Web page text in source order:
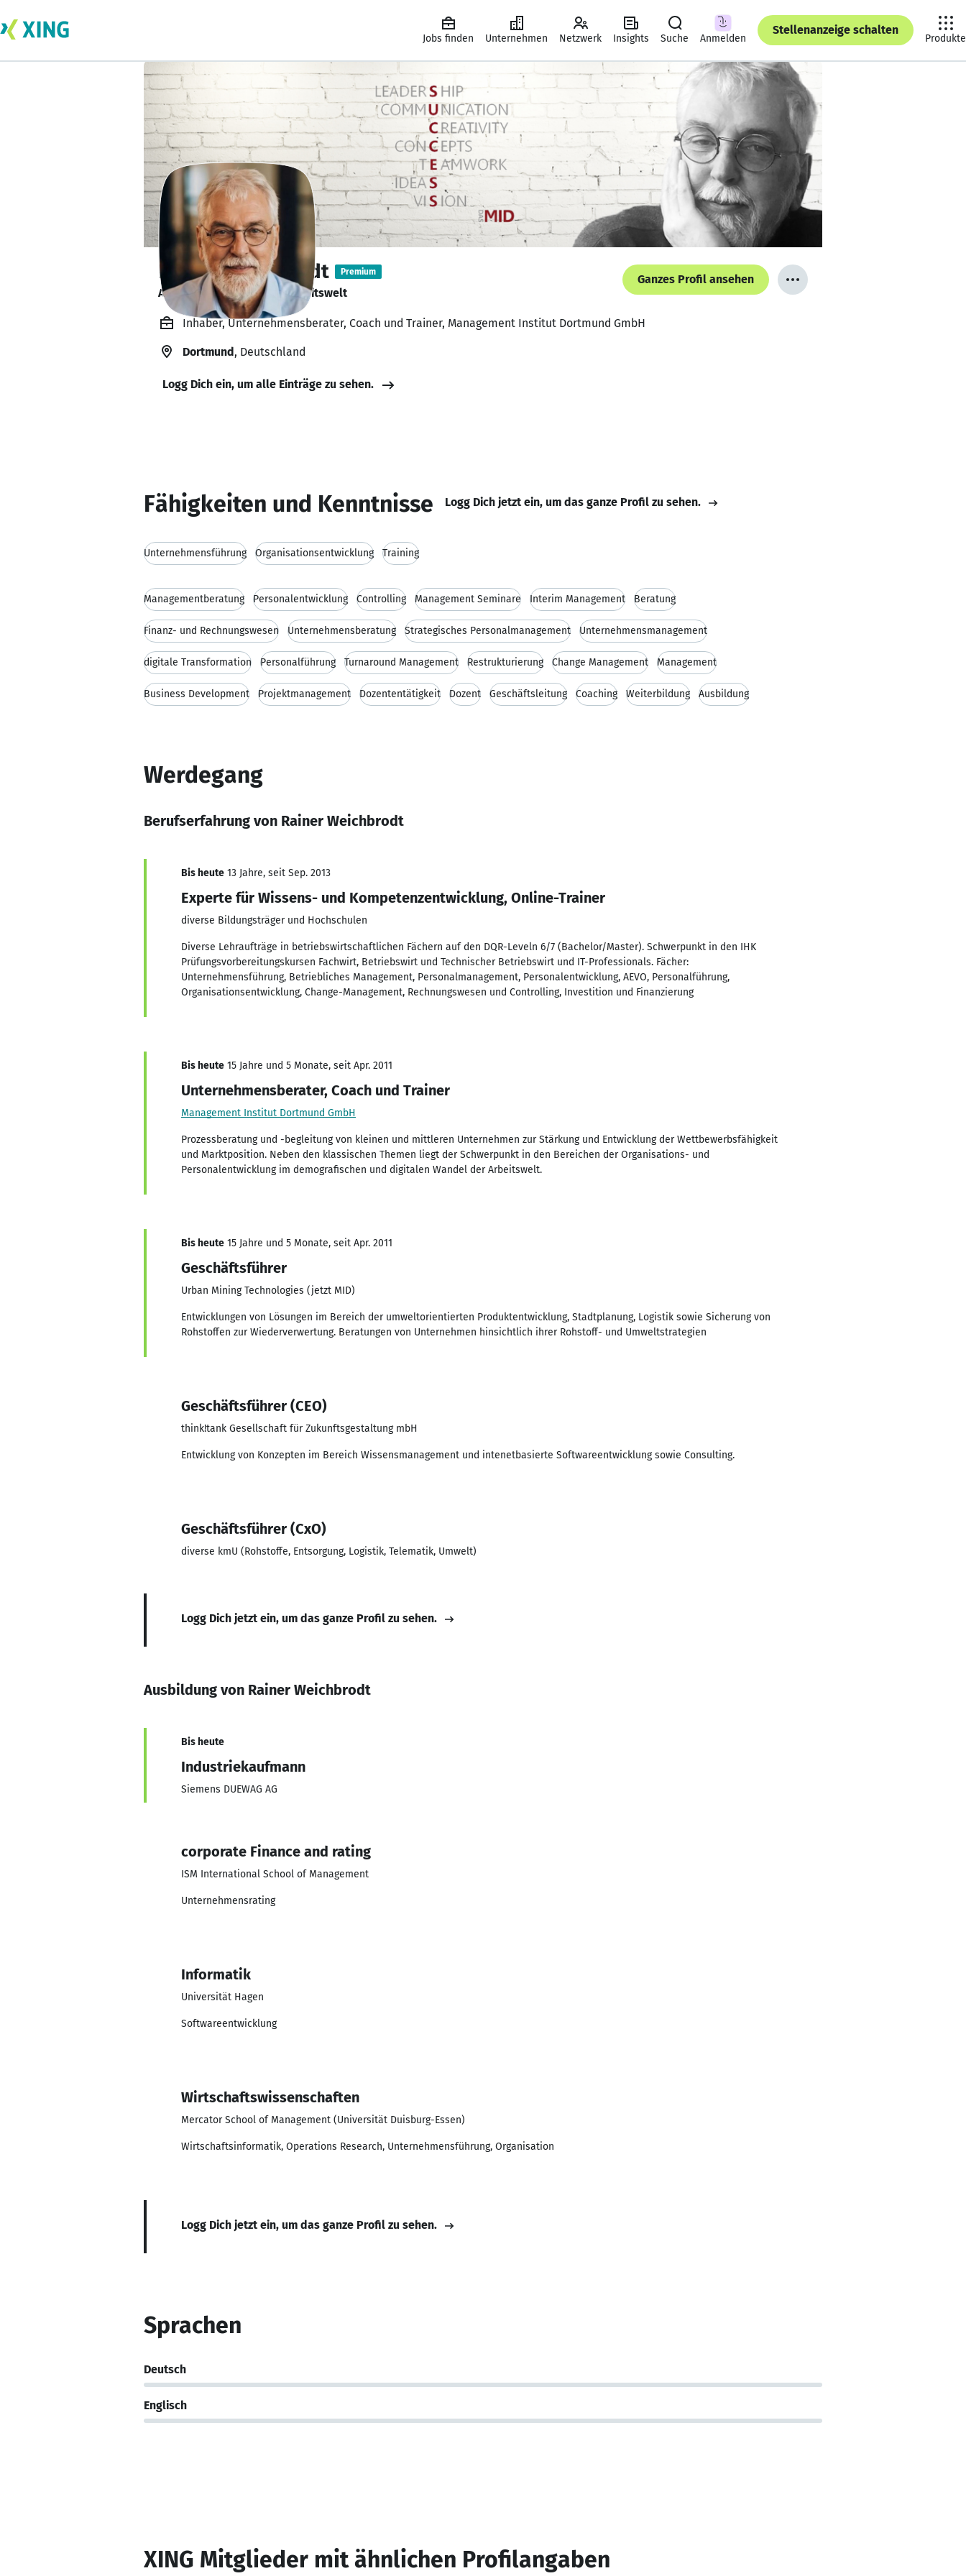
Jobs finden Unternehmen Netzwerk Insights Suche Anmelden
Stellenanzeige schalten
Produkte
Rainer Weichbrodt Premium
Agil in eine digitalisierte Arbeitswelt
Ganzes Profil ansehen
Inhaber, Unternehmensberater, Coach und Trainer, Management Institut Dortmund GmbH
Dortmund, Deutschland
Logg Dich ein, um alle Einträge zu sehen.
Fähigkeiten und Kenntnisse Logg Dich jetzt ein, um das ganze Profil zu sehen.
Unternehmensführung Organisationsentwicklung Training
Managementberatung Personalentwicklung Controlling Management Seminare Interim Management Beratung
Finanz- und Rechnungswesen Unternehmensberatung Strategisches Personalmanagement Unternehmensmanagement
digitale Transformation Personalführung Turnaround Management Restrukturierung Change Management Management
Business Development Projektmanagement Dozententätigkeit Dozent Geschäftsleitung Coaching Weiterbildung Ausbildung
Werdegang
Berufserfahrung von Rainer Weichbrodt
Bis heute 13 Jahre, seit Sep. 2013
Experte für Wissens- und Kompetenzentwicklung, Online-Trainer
diverse Bildungsträger und Hochschulen
Diverse Lehraufträge in betriebswirtschaftlichen Fächern auf den DQR-Leveln 6/7 (Bachelor/Master). Schwerpunkt in den IHK
Prüfungsvorbereitungskursen Fachwirt, Betriebswirt und Technischer Betriebswirt und IT-Professionals. Fächer:
Unternehmensführung, Betriebliches Management, Personalmanagement, Personalentwicklung, AEVO, Personalführung,
Organisationsentwicklung, Change-Management, Rechnungswesen und Controlling, Investition und Finanzierung
Bis heute 15 Jahre und 5 Monate, seit Apr. 2011
Unternehmensberater, Coach und Trainer
Management Institut Dortmund GmbH
Prozessberatung und -begleitung von kleinen und mittleren Unternehmen zur Stärkung und Entwicklung der Wettbewerbsfähigkeit
und Marktposition. Neben den klassischen Themen liegt der Schwerpunkt in den Bereichen der Organisations- und
Personalentwicklung im demografischen und digitalen Wandel der Arbeitswelt.
Bis heute 15 Jahre und 5 Monate, seit Apr. 2011
Geschäftsführer
Urban Mining Technologies (jetzt MID)
Entwicklungen von Lösungen im Bereich der umweltorientierten Produktentwicklung, Stadtplanung, Logistik sowie Sicherung von
Rohstoffen zur Wiederverwertung. Beratungen von Unternehmen hinsichtlich ihrer Rohstoff- und Umweltstrategien
Geschäftsführer (CEO)
think!tank Gesellschaft für Zukunftsgestaltung mbH
Entwicklung von Konzepten im Bereich Wissensmanagement und intenetbasierte Softwareentwicklung sowie Consulting.
Geschäftsführer (CxO)
diverse kmU (Rohstoffe, Entsorgung, Logistik, Telematik, Umwelt)
Logg Dich jetzt ein, um das ganze Profil zu sehen.
Ausbildung von Rainer Weichbrodt
Bis heute
Industriekaufmann
Siemens DUEWAG AG
corporate Finance and rating
ISM International School of Management
Unternehmensrating
Informatik
Universität Hagen
Softwareentwicklung
Wirtschaftswissenschaften
Mercator School of Management (Universität Duisburg-Essen)
Wirtschaftsinformatik, Operations Research, Unternehmensführung, Organisation
Logg Dich jetzt ein, um das ganze Profil zu sehen.
Sprachen
Deutsch
Englisch
XING Mitglieder mit ähnlichen Profilangaben